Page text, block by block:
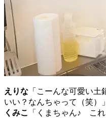
えりな 「こーんな可愛い
いい？なんちゃって（笑）」
くみこ
「くまちゃん♪ こ